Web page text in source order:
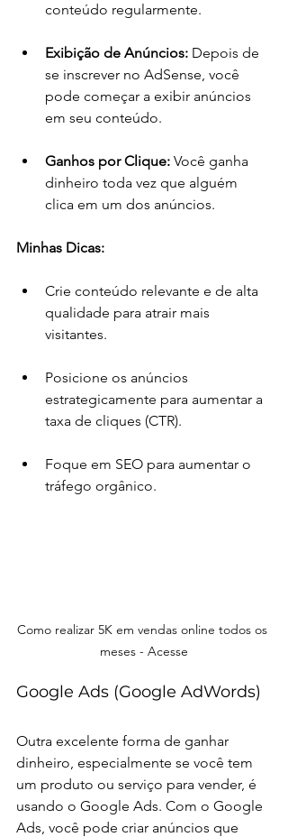
conteúdo regularmente.
Exibição de Anúncios: Depois de
se inscrever no AdSense, você
pode começar a exibir anúncios
em seu conteúdo.
Ganhos por Clique: Você ganha
dinheiro toda vez que alguém
clica em um dos anúncios.
Minhas Dicas:
Crie conteúdo relevante e de alta
qualidade para atrair mais
visitantes.
Posicione os anúncios
estrategicamente para aumentar a
taxa de cliques (CTR).
Foque em SEO para aumentar o
tráfego orgânico.
Como realizar 5K em vendas online todos os
meses - Acesse
Google Ads (Google AdWords)
Outra excelente forma de ganhar
dinheiro, especialmente se você tem
um produto ou serviço para vender, é
usando o Google Ads. Com o Google
Ads, você pode criar anúncios que